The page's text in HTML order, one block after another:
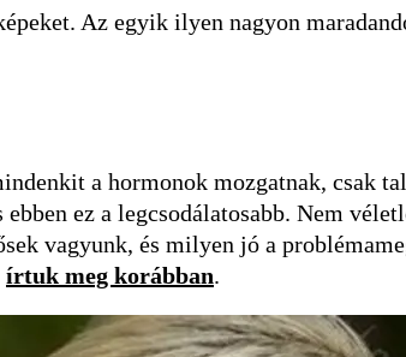
Az egyik ilyen nagyon
a hormonok mozgatnak, csak
ez a legcsodálatosabb. Nem
vagyunk, és milyen jó a
írtuk meg korábban.